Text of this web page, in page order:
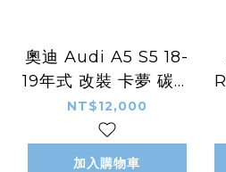
奧迪 Audi A5 S5 18-
19年式 改裝 卡夢 碳纖
維 外觀件 空力套件 側
裙 側定風翼
NT$12,000
加入購物車